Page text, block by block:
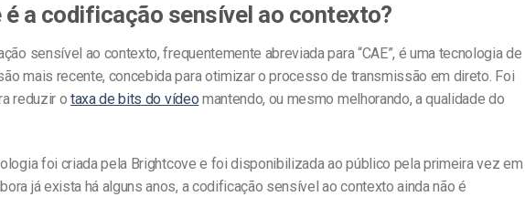
é a codificação sensível ao contexto?
sensível ao contexto, frequentemente abreviada para “CAE”, é uma tecnologia de
mais recente, concebida para otimizar o processo de transmissão em direto. Foi
reduzir o taxa de bits do vídeo mantendo, ou mesmo melhorando, a qualidade do
foi criada pela Brightcove e foi disponibilizada ao público pela primeira vez em
já exista há alguns anos, a codificação sensível ao contexto ainda não é